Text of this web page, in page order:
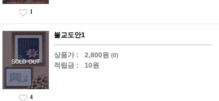
1
불교도안1
상품가 : 2,800원 (0)
적립금 : 10원
4